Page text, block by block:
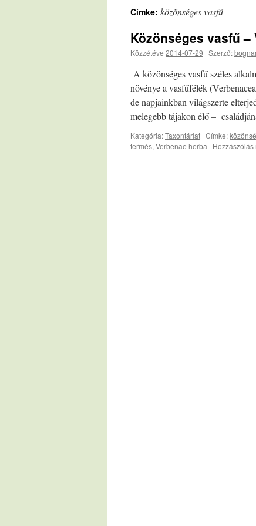
Címke: közönséges vasfű
Közönséges vasfű
Közzétéve 2014-07-29 | Szerző:
A közönséges vasfű széles
növénye a vasfűfélék
de napjainkban világszerte
melegebb tájakon élő –
Kategória:Taxontárlat | Címke:
termés, Verbenae herba | Hozzászólás